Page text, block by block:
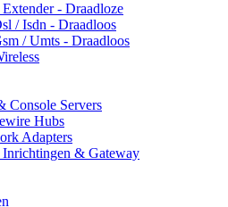
Extender - Draadloze
/ Isdn - Draadloos
/ Umts - Draadloos
Console Servers
Hubs
Adapters
& Gateway